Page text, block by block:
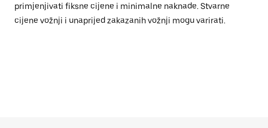
primjenjivati fiksne cijene i minimalne naknade. Stvarne
cijene vožnji i unaprijed zakazanih vožnji mogu varirati.